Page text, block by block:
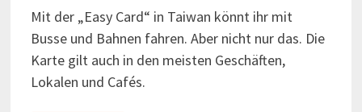
Mit der „Easy Card“ in Taiwan könnt ihr mit
Busse und Bahnen fahren. Aber nicht nur das. Die
Karte gilt auch in den meisten Geschäften,
Lokalen und Cafés.